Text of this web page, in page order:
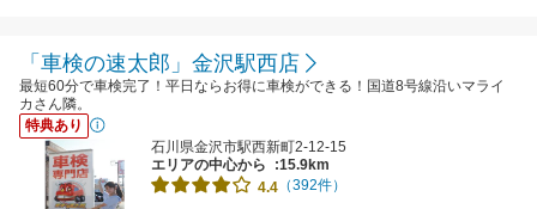
「車検の速太郎」金沢駅西店
最短60分で車検完了！平日ならお得に車検ができる！国道8号線沿いマライ
カさん隣。
特典あり
石川県金沢市駅西新町2-12-15
エリアの中心から
:15.9km
4.4 （392件）